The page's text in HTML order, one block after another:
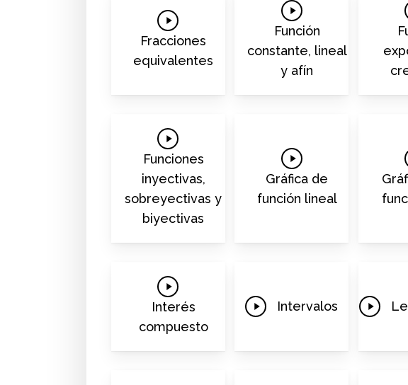
Play
Video
Fracciones
equivalentes
Play
Video
Función
constante, lineal
y afín
Play
Video
Funciones
inyectivas,
sobreyectivas y
biyectivas
Play
Video
Gráfica de
función lineal
Play
Video
Interés
compuesto
Play
Intervalos
Play